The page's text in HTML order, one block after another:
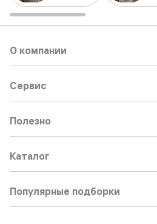
О компании
Сервис
Полезно
Каталог
Популярные подборки